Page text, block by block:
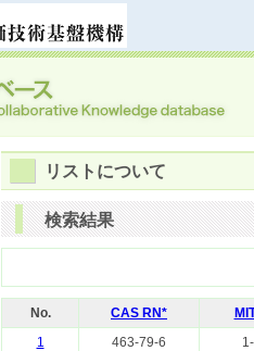
リストについて
検索結果
No. CAS RN*
1
463-79-6